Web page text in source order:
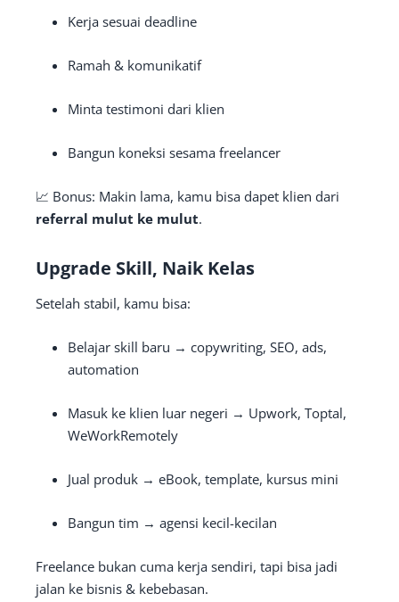
Kerja sesuai deadline
Ramah & komunikatif
Minta testimoni dari klien
Bangun koneksi sesama freelancer
📈 Bonus: Makin lama, kamu bisa dapet klien dari
referral mulut ke mulut.
Upgrade Skill, Naik Kelas
Setelah stabil, kamu bisa:
Belajar skill baru → copywriting, SEO, ads,
automation
Masuk ke klien luar negeri → Upwork, Toptal,
WeWorkRemotely
Jual produk → eBook, template, kursus mini
Bangun tim → agensi kecil-kecilan
Freelance bukan cuma kerja sendiri, tapi bisa jadi
jalan ke bisnis & kebebasan.